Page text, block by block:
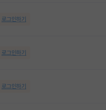
로그인하기
로그인하기
로그인하기